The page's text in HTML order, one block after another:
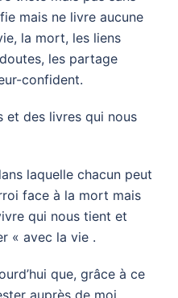
mais ne livre aucune
la mort, les liens
les partage
confident.
et des livres qui nous
laquelle chacun peut
face à la mort mais
qui nous tient et
« avec la vie .
que, grâce à ce
auprès de moi.